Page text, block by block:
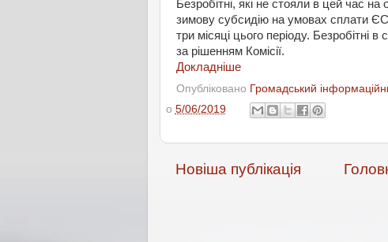
Безробітні, які не стояли в цей час
зимову субсидію на умовах сплати
три місяці цього періоду.
за рішенням Комісії.
Докладніше
Опубліковано Громадський
о 5/06/2019
Новіша публікація